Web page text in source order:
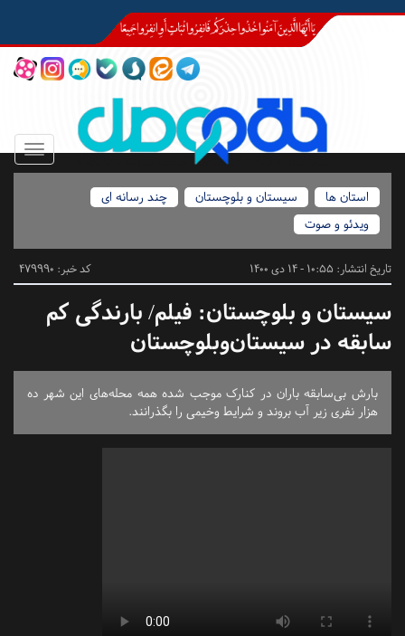
Toggle
استان ها
سیستان و بلوچستان
چند رسانه ای
ویدئو و صوت
تاریخ انتشار: 10:55 - 14 دی 1400 کد خبر: 479990
سیستان و بلوچستان: فیلم/ بارندگی کم
سابقه‌ در سیستان‌وبلوچستان
بارش بی‌سابقه باران در کنارک موجب شده همه محله‌های این شهر ده
هزار نفری زیر آب بروند و شرایط وخیمی را بگذرانند.